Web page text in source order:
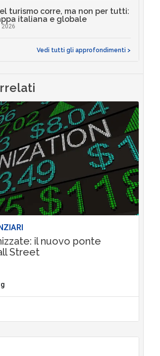
turismo corre, ma non per tutti:
italiana e globale
2026
Vedi tutti gli approfondimenti >
il nuovo ponte
Street